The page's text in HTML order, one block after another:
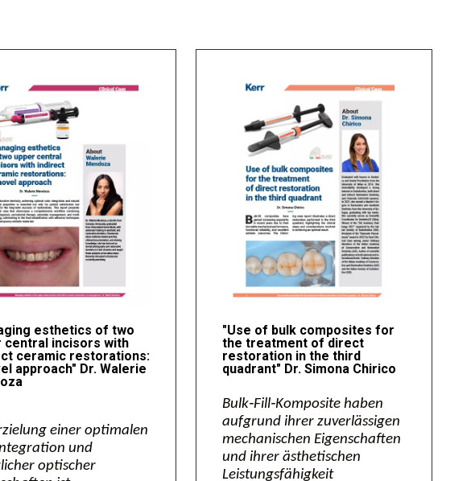
esthetics of two
central incisors with
ceramic restorations:
approach" Dr. Walerie
einer optimalen
und
optischer
"Use of bulk composites for
the treatment of direct
restoration in the third
quadrant" Dr. Simona Chirico
Bulk‑Fill‑Komposite haben
aufgrund ihrer zuverlässigen
mechanischen Eigenschaften
und ihrer ästhetischen
Leistungsfähigkeit